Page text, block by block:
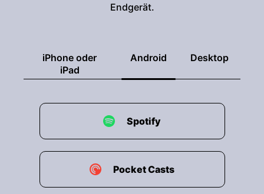
Endgerät.
iPhone oder
iPad
Android Desktop
Spotify
Pocket Casts